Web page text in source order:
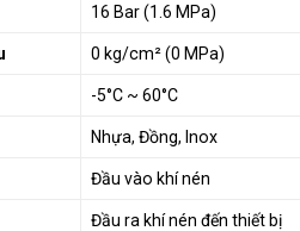
16 Bar (1.6 MPa)
0 kg/cm² (0 MPa)
-5°C ~ 60°C
Nhựa, Đồng, Inox
Đầu vào khí nén
Đầu ra khí nén đến thiết bị